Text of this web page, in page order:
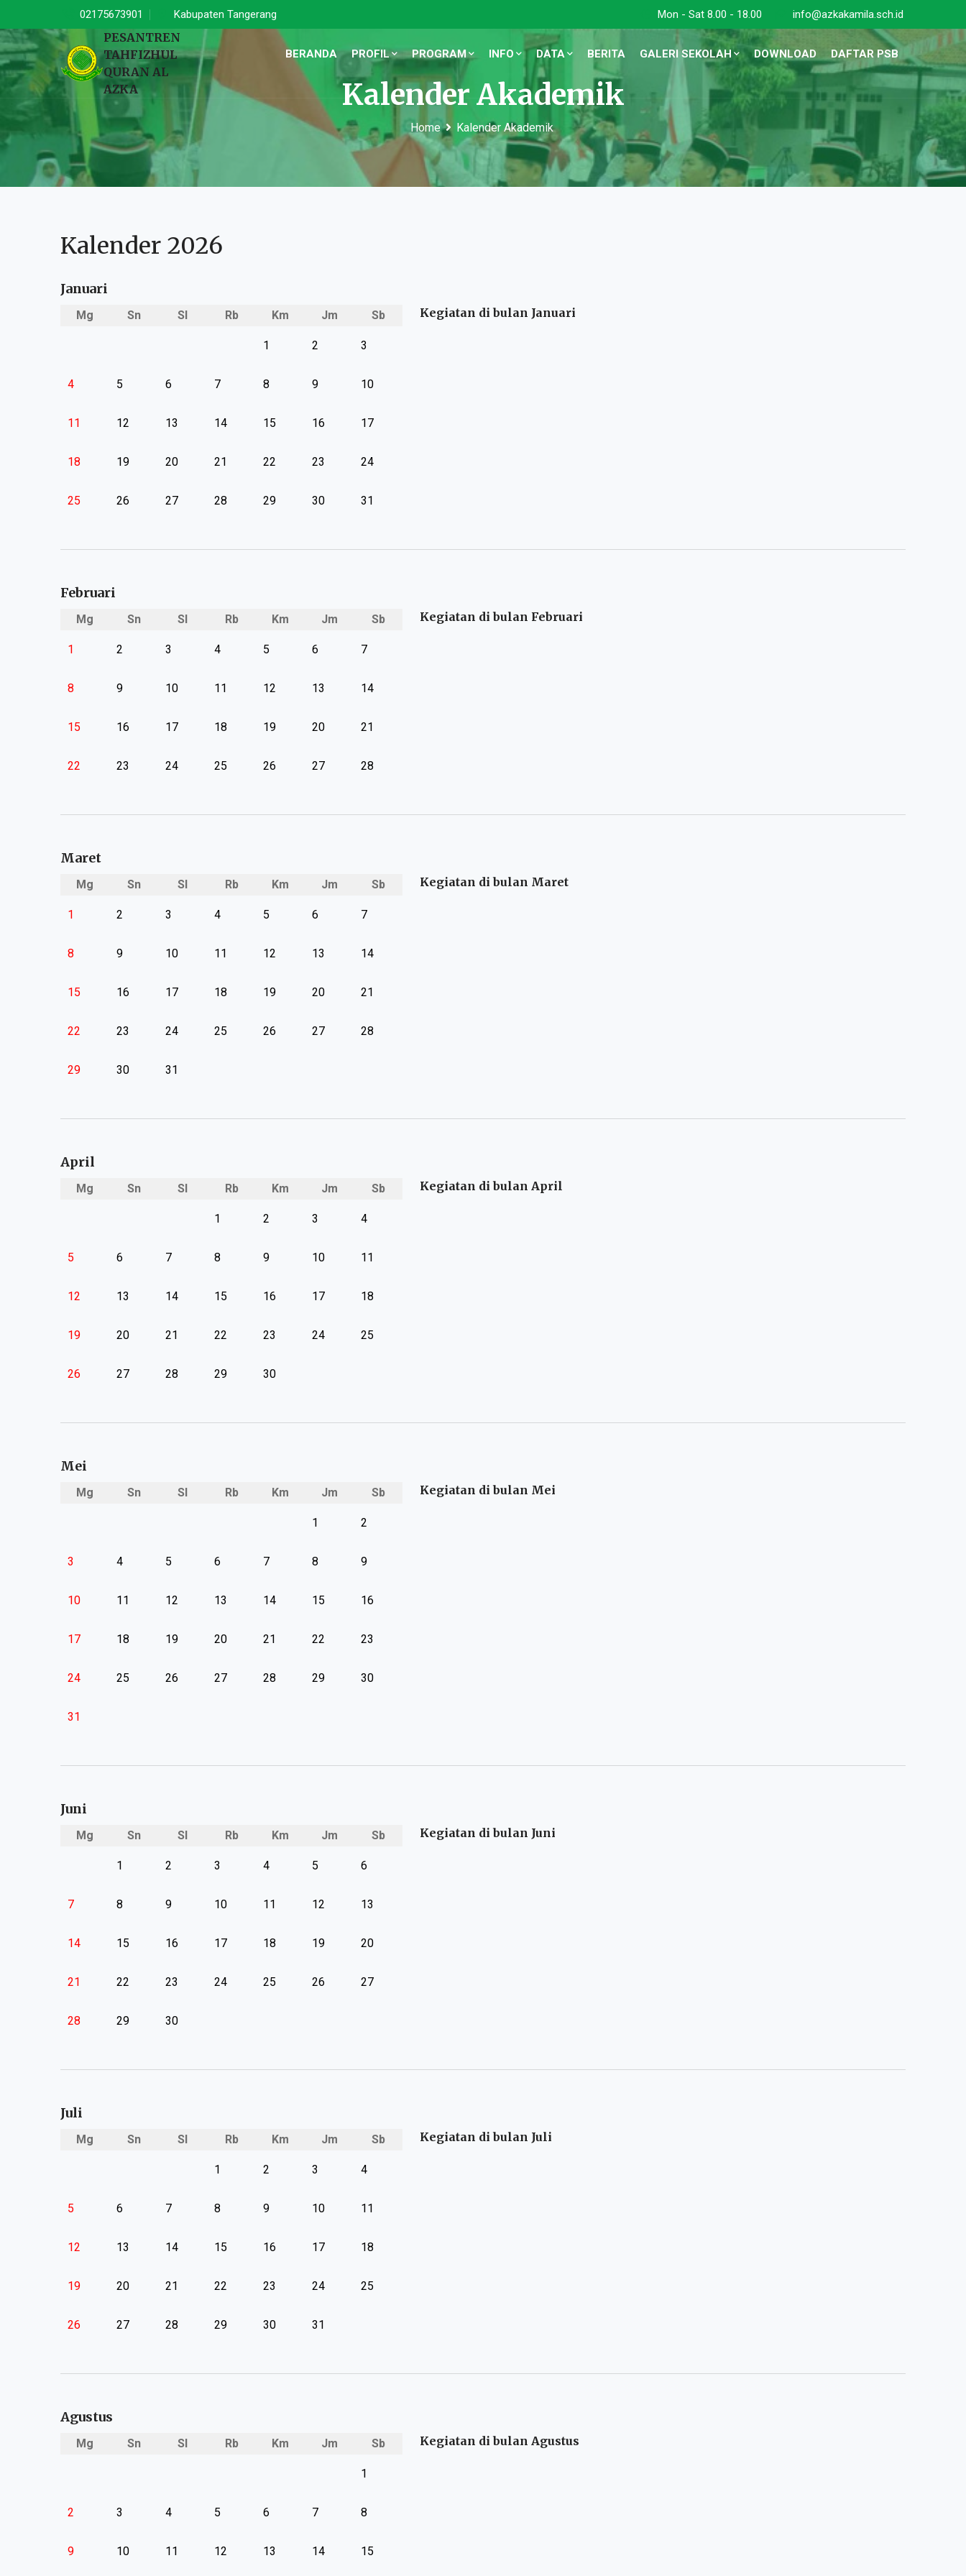
02175673901 Kabupaten Tangerang Mon - Sat 8.00 - 18.00 info@azkakamila.sch.id
PESANTREN
TAHFIZHUL
QURAN AL
AZKA
BERANDA PROFIL PROGRAM INFO DATA BERITA GALERI SEKOLAH DOWNLOAD DAFTAR PSB
Kalender Akademik
Home Kalender Akademik
Kalender 2026
Januari
Mg Sn Sl Rb Km Jm Sb
1 2 3
4 5 6 7 8 9 10
11 12 13 14 15 16 17
18 19 20 21 22 23 24
25 26 27 28 29 30 31
Kegiatan di bulan Januari
Februari
Mg Sn Sl Rb Km Jm Sb
1 2 3 4 5 6 7
8 9 10 11 12 13 14
15 16 17 18 19 20 21
22 23 24 25 26 27 28
Kegiatan di bulan Februari
Maret
Mg Sn Sl Rb Km Jm Sb
1 2 3 4 5 6 7
8 9 10 11 12 13 14
15 16 17 18 19 20 21
22 23 24 25 26 27 28
29 30 31
Kegiatan di bulan Maret
April
Mg Sn Sl Rb Km Jm Sb
1 2 3 4
5 6 7 8 9 10 11
12 13 14 15 16 17 18
19 20 21 22 23 24 25
26 27 28 29 30
Kegiatan di bulan April
Mei
Mg Sn Sl Rb Km Jm Sb
1 2
3 4 5 6 7 8 9
10 11 12 13 14 15 16
17 18 19 20 21 22 23
24 25 26 27 28 29 30
31
Kegiatan di bulan Mei
Juni
Mg Sn Sl Rb Km Jm Sb
1 2 3 4 5 6
7 8 9 10 11 12 13
14 15 16 17 18 19 20
21 22 23 24 25 26 27
28 29 30
Kegiatan di bulan Juni
Juli
Mg Sn Sl Rb Km Jm Sb
1 2 3 4
5 6 7 8 9 10 11
12 13 14 15 16 17 18
19 20 21 22 23 24 25
26 27 28 29 30 31
Kegiatan di bulan Juli
Agustus
Mg Sn Sl Rb Km Jm Sb
1
2 3 4 5 6 7 8
9 10 11 12 13 14 15
Kegiatan di bulan Agustus